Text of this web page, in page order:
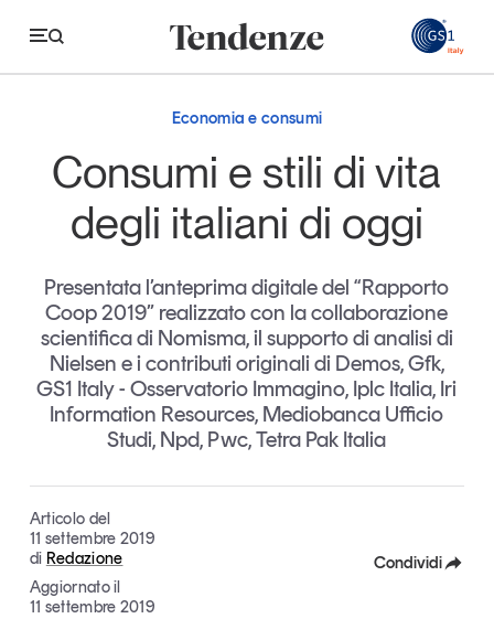
Tendenze
Economia e consumi
Innovazione
Logistica
Retail e brand
Sostenibilità
Grandi temi
Magazine
Articoli
Opinioni
Dossier
Il Numero
Studi e ricerche
Economia e consumi
Consumi e stili di vita
degli italiani di oggi
Presentata l’anteprima digitale del “Rapporto
Coop 2019” realizzato con la collaborazione
scientifica di Nomisma, il supporto di analisi di
Nielsen e i contributi originali di Demos, Gfk,
GS1 Italy - Osservatorio Immagino, Iplc Italia, Iri
Information Resources, Mediobanca Ufficio
Studi, Npd, Pwc, Tetra Pak Italia
Articolo del
11 settembre 2019
di Redazione
Aggiornato il
11 settembre 2019
Condividi